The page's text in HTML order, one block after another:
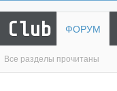
ФОРУМ
Все разделы прочитаны